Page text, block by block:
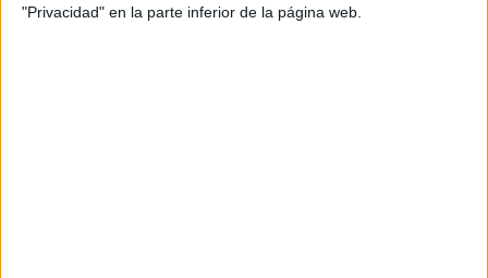
"Privacidad" en la parte inferior de la página web.